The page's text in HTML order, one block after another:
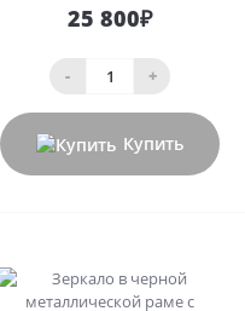
25 800₽
- +
Купить